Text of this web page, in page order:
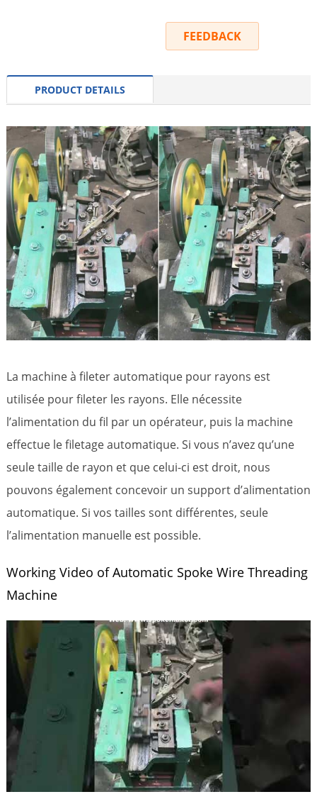
FEEDBACK
PRODUCT DETAILS
La machine à fileter automatique pour rayons est
utilisée pour fileter les rayons. Elle nécessite
l’alimentation du fil par un opérateur, puis la machine
effectue le filetage automatique. Si vous n’avez qu’une
seule taille de rayon et que celui-ci est droit, nous
pouvons également concevoir un support d’alimentation
automatique. Si vos tailles sont différentes, seule
l’alimentation manuelle est possible.
Working Video of Automatic Spoke Wire Threading
Machine